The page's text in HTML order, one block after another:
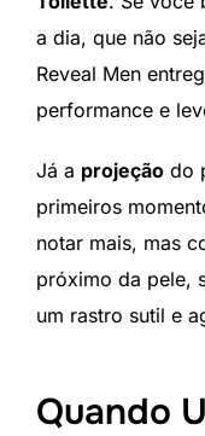
a dia, que não
Reveal Men
performance e
Já a projeção do
primeiros
notar mais, mas
próximo da pele,
um rastro sutil e
Quando